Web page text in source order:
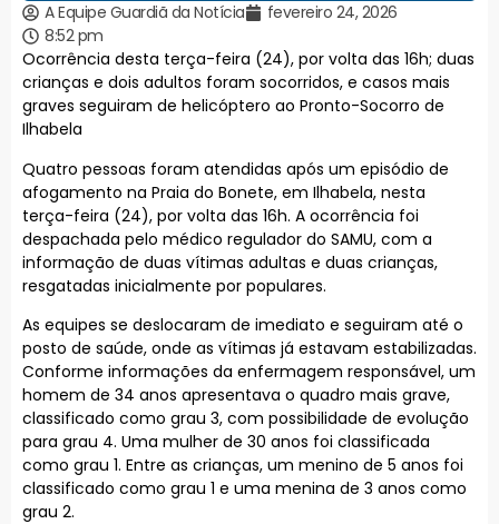
A Equipe Guardiã da Notícia
fevereiro 24, 2026
8:52 pm
Ocorrência desta terça-feira (24), por volta das 16h; duas
crianças e dois adultos foram socorridos, e casos mais
graves seguiram de helicóptero ao Pronto-Socorro de
Ilhabela
Quatro pessoas foram atendidas após um episódio de
afogamento na Praia do Bonete, em Ilhabela, nesta
terça-feira (24), por volta das 16h. A ocorrência foi
despachada pelo médico regulador do SAMU, com a
informação de duas vítimas adultas e duas crianças,
resgatadas inicialmente por populares.
As equipes se deslocaram de imediato e seguiram até o
posto de saúde, onde as vítimas já estavam estabilizadas.
Conforme informações da enfermagem responsável, um
homem de 34 anos apresentava o quadro mais grave,
classificado como grau 3, com possibilidade de evolução
para grau 4. Uma mulher de 30 anos foi classificada
como grau 1. Entre as crianças, um menino de 5 anos foi
classificado como grau 1 e uma menina de 3 anos como
grau 2.